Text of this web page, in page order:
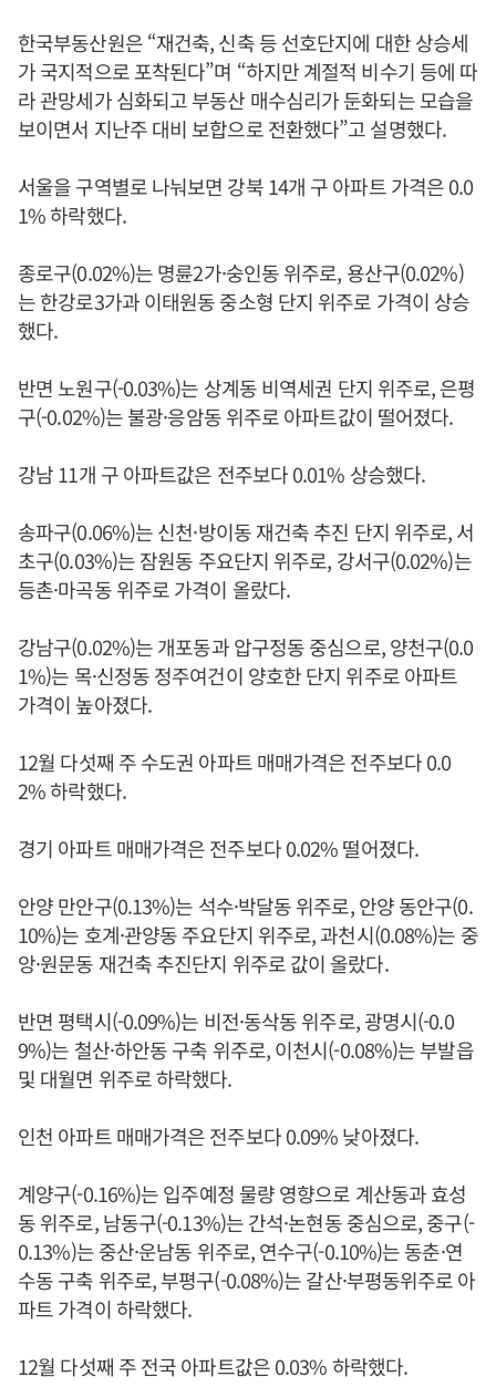
한국부동산원은 “재건축, 신축 등 선호단지에 대한 상승세
가 국지적으로 포착된다”며 “하지만 계절적 비수기 등에 따
라 관망세가 심화되고 부동산 매수심리가 둔화되는 모습을
보이면서 지난주 대비 보합으로 전환했다”고 설명했다.
서울을 구역별로 나눠보면 강북 14개 구 아파트 가격은 0.0
1% 하락했다.
종로구(0.02%)는 명륜2가·숭인동 위주로, 용산구(0.02%)
는 한강로3가과 이태원동 중소형 단지 위주로 가격이 상승
했다.
반면 노원구(-0.03%)는 상계동 비역세권 단지 위주로, 은평
구(-0.02%)는 불광·응암동 위주로 아파트값이 떨어졌다.
강남 11개 구 아파트값은 전주보다 0.01% 상승했다.
송파구(0.06%)는 신천·방이동 재건축 추진 단지 위주로, 서
초구(0.03%)는 잠원동 주요단지 위주로, 강서구(0.02%)는
등촌·마곡동 위주로 가격이 올랐다.
강남구(0.02%)는 개포동과 압구정동 중심으로, 양천구(0.0
1%)는 목·신정동 정주여건이 양호한 단지 위주로 아파트
가격이 높아졌다.
12월 다섯째 주 수도권 아파트 매매가격은 전주보다 0.0
2% 하락했다.
경기 아파트 매매가격은 전주보다 0.02% 떨어졌다.
안양 만안구(0.13%)는 석수·박달동 위주로, 안양 동안구(0.
10%)는 호계·관양동 주요단지 위주로, 과천시(0.08%)는 중
앙·원문동 재건축 추진단지 위주로 값이 올랐다.
반면 평택시(-0.09%)는 비전·동삭동 위주로, 광명시(-0.0
9%)는 철산·하안동 구축 위주로, 이천시(-0.08%)는 부발읍
및 대월면 위주로 하락했다.
인천 아파트 매매가격은 전주보다 0.09% 낮아졌다.
계양구(-0.16%)는 입주예정 물량 영향으로 계산동과 효성
동 위주로, 남동구(-0.13%)는 간석·논현동 중심으로, 중구(-
0.13%)는 중산·운남동 위주로, 연수구(-0.10%)는 동춘·연
수동 구축 위주로, 부평구(-0.08%)는 갈산·부평동위주로 아
파트 가격이 하락했다.
12월 다섯째 주 전국 아파트값은 0.03% 하락했다.